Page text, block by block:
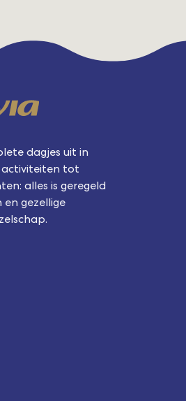
dagjes uit in
activiteiten tot
alles is geregeld
gezellige